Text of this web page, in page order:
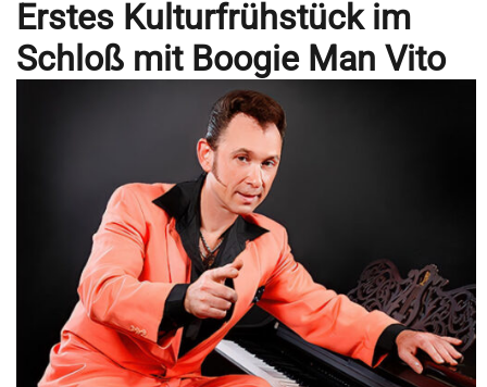
Erstes Kulturfrühstück im
Schloß mit Boogie Man Vito